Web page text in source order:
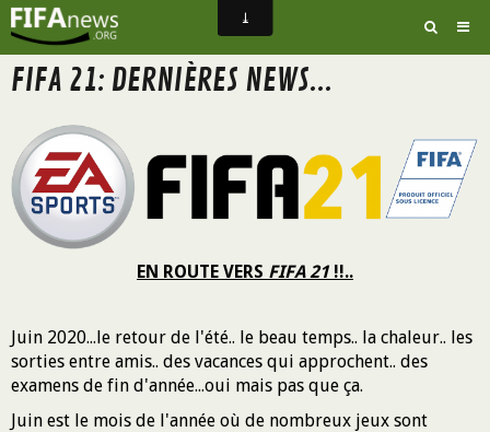
FIFA 21: DERNIÈRES NEWS...
FIFA 21: DERNIÈRES NEWS...
EN ROUTE VERS FIFA 21 !!..
Juin 2020...le retour de l'été.. le beau temps.. la chaleur.. les
sorties entre amis.. des vacances qui approchent.. des
examens de fin d'année...oui mais pas que ça.
Juin est le mois de l'année où de nombreux jeux sont